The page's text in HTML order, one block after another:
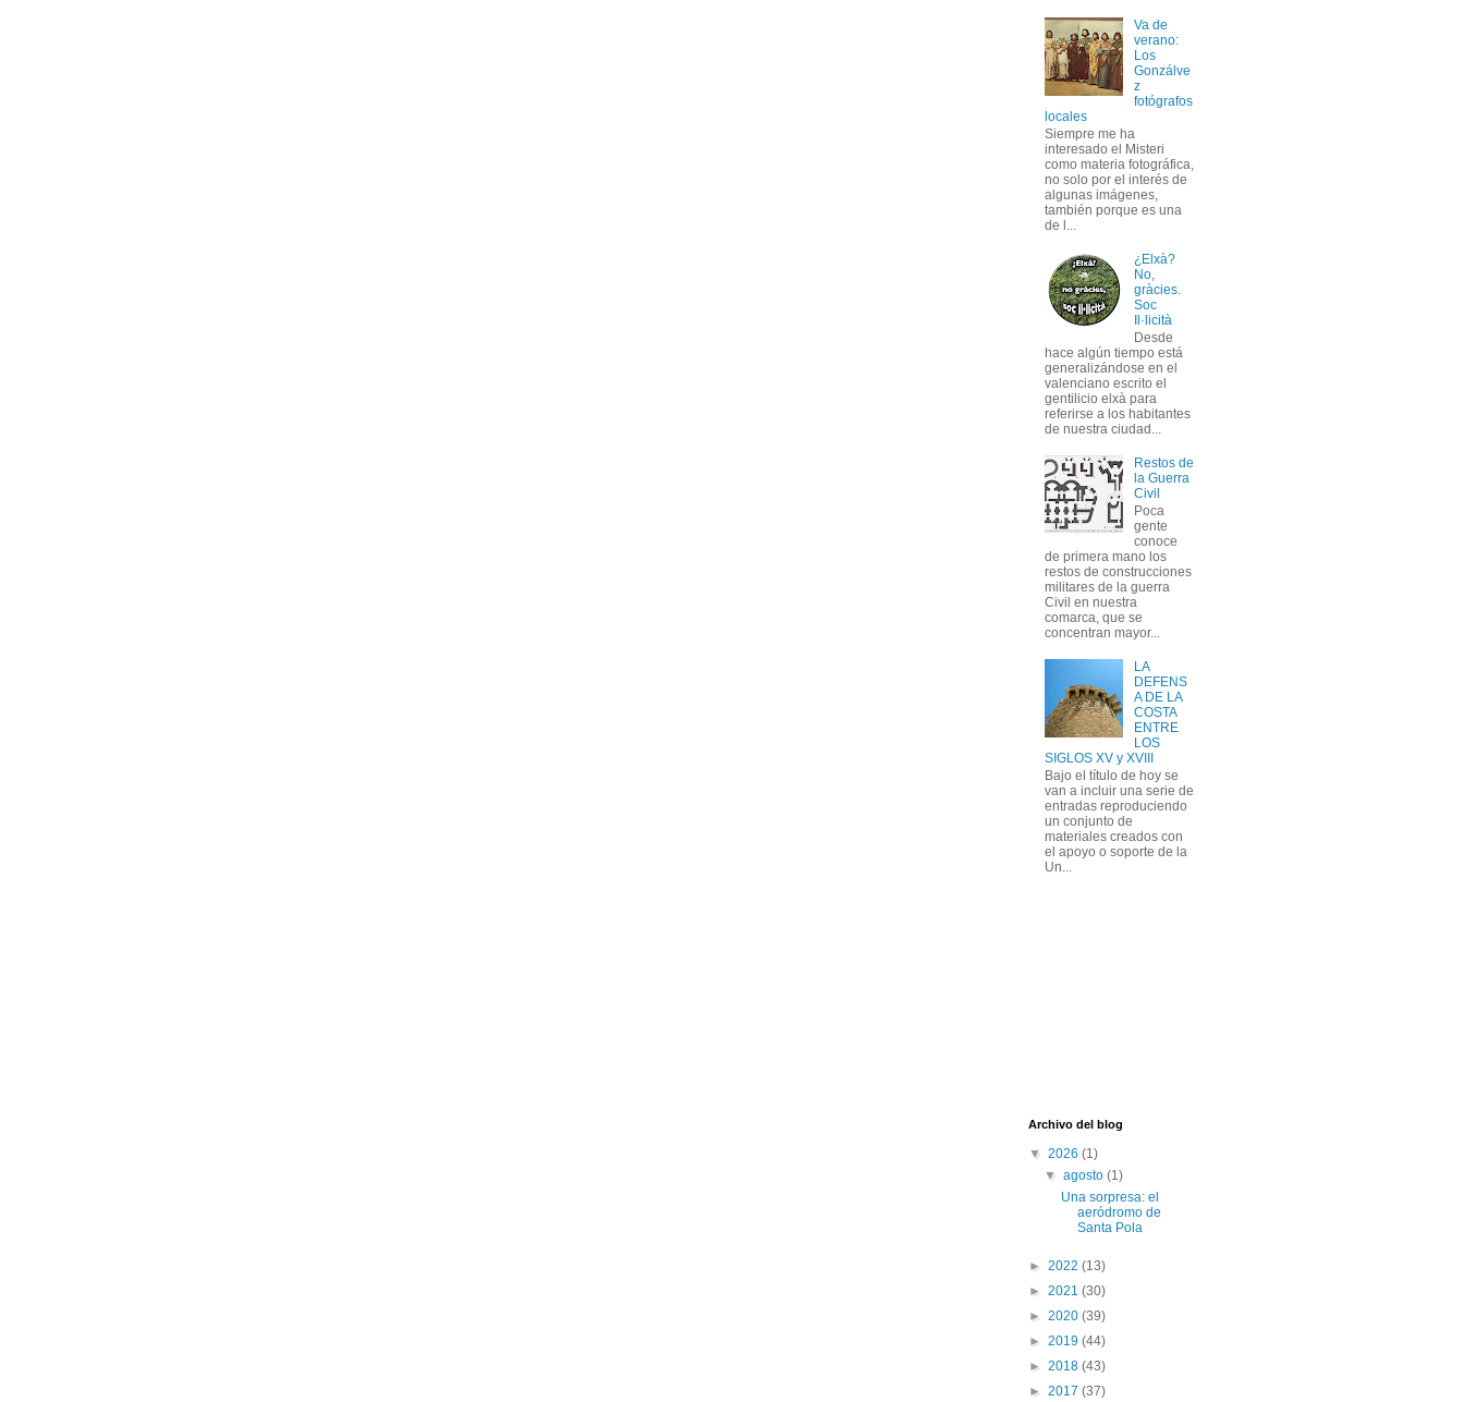
Va de
verano:
Los
Gonzálve
z
fotógrafos
locales
Siempre me ha
interesado el Misteri
como materia fotográfica,
no solo por el interés de
algunas imágenes,
también porque es una
de l...
¿Elxà?
No,
gràcies.
Soc
Il·licità
Desde
hace algún tiempo está
generalizándose en el
valenciano escrito el
gentilicio elxà para
referirse a los habitantes
de nuestra ciudad...
Restos de
la Guerra
Civil
Poca
gente
conoce
de primera mano los
restos de construcciones
militares de la guerra
Civil en nuestra
comarca, que se
concentran mayor...
LA
DEFENS
A DE LA
COSTA
ENTRE
LOS
SIGLOS XV y XVIII
Bajo el título de hoy se
van a incluir una serie de
entradas reproduciendo
un conjunto de
materiales creados con
el apoyo o soporte de la
Un...
Archivo del blog
▼ 2026 (1)
▼agosto(1)
Una sorpresa: el
aeródromo de
Santa Pola
► 2022 (13)
► 2021 (30)
► 2020 (39)
► 2019 (44)
► 2018 (43)
► 2017 (37)